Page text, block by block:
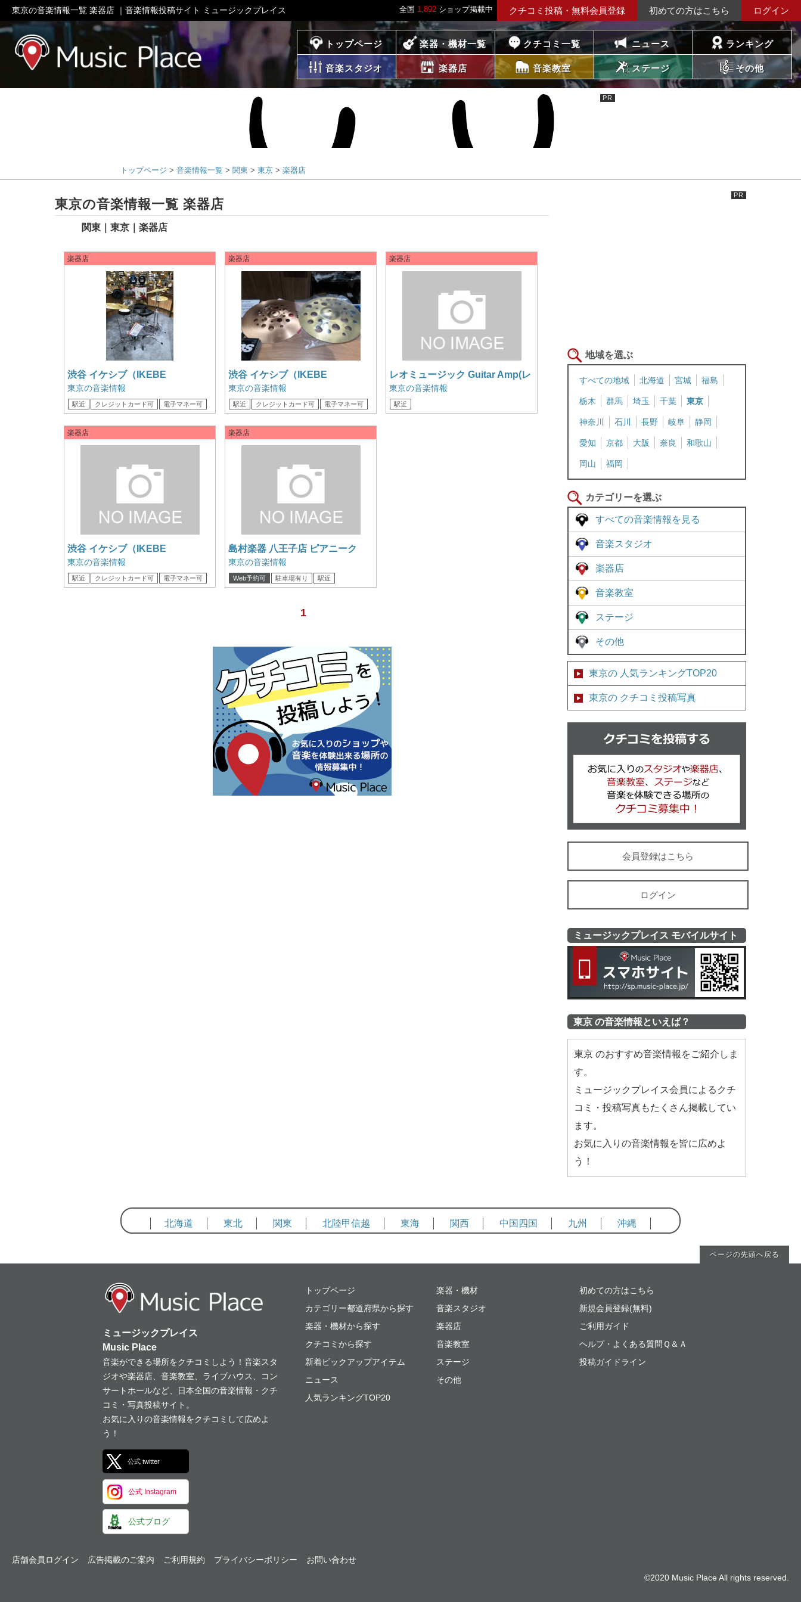
全国 1,892 ショップ掲載中 クチコミ投稿・無料会員登録 初めての方はこちら ログイン
東京の音楽情報一覧 楽器店 ｜音楽情報投稿サイト ミュージックプレイス
ミュージックプレイス トップページ 楽器・機材一覧 クチコミ一覧 ニュース ランキング
音楽スタジオ 楽器店 音楽教室 ステージ その他
トップページ 音楽情報一覧 関東 東京 楽器店
東京の音楽情報一覧 楽器店
関東｜東京｜楽器店
楽器店
渋谷 イケシブ（IKEBE
SHIBUYA） TAMA True Touch
東京の音楽情報
駅近 クレジットカード可 電子マネー可
楽器店
渋谷 イケシブ（IKEBE
SHIBUYA） パイステ PAiSTe
東京の音楽情報
駅近 クレジットカード可 電子マネー可
楽器店
レオミュージック Guitar Amp(レ
ンタル)
東京の音楽情報
駅近
楽器店
渋谷 イケシブ（IKEBE
SHIBUYA） ZILDJIAN (ジルジャ
東京の音楽情報
駅近 クレジットカード可 電子マネー可
楽器店
島村楽器 八王子店 ピアニーク
東京の音楽情報
Web予約可 駐車場有り 駅近
1
地域を選ぶ
すべての地域 北海道 宮城 福島
栃木 群馬 埼玉 千葉 東京
神奈川 石川 長野 岐阜 静岡
愛知 京都 大阪 奈良 和歌山
岡山 福岡
カテゴリーを選ぶ
すべての音楽情報を見る
音楽スタジオ
楽器店
音楽教室
ステージ
その他
東京の 人気ランキングTOP20
東京の クチコミ投稿写真
会員登録はこちら
ログイン
ミュージックプレイス モバイルサイト
東京 の音楽情報といえば？
東京 のおすすめ音楽情報をご紹介しま
す。
ミュージックプレイス会員によるクチ
コミ・投稿写真もたくさん掲載してい
ます。
お気に入りの音楽情報を皆に広めよ
う！
北海道 東北 関東 北陸甲信越 東海 関西 中国四国 九州 沖縄
ページの先頭へ戻る
ミュージックプレイス
ミュージックプレイス
Music Place
音楽ができる場所をクチコミしよう！音楽スタ
ジオや楽器店、音楽教室、ライブハウス、コン
サートホールなど、日本全国の音楽情報・クチ
コミ・写真投稿サイト。
お気に入りの音楽情報をクチコミして広めよ
う！
公式 twitter
公式 Instagram
公式ブログ
トップページ
カテゴリー都道府県から探す
楽器・機材から探す
クチコミから探す
新着ピックアップアイテム
ニュース
人気ランキングTOP20
楽器・機材
音楽スタジオ
楽器店
音楽教室
ステージ
その他
初めての方はこちら
新規会員登録(無料)
ご利用ガイド
ヘルプ・よくある質問Ｑ＆Ａ
投稿ガイドライン
店舗会員ログイン 広告掲載のご案内 ご利用規約 プライバシーポリシー
お問い合わせ
©2020 Music Place All rights reserved.